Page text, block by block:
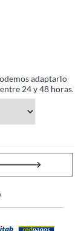
adaptarlo
24 y 48 horas.